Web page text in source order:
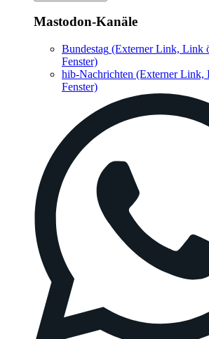
Mastodon-Kanäle
Bundestag (Externer Link, Link
Fenster)
hib-Nachrichten (Externer Link,
Fenster)